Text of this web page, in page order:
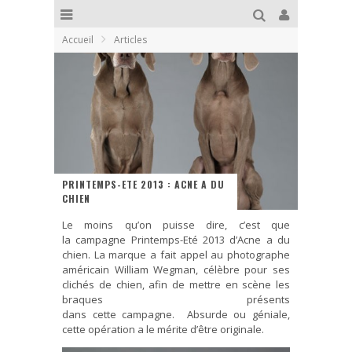
Accueil Articles
PRINTEMPS-ETE 2013 : ACNE A DU
CHIEN
Le moins qu’on puisse dire, c’est que
la campagne Printemps-Eté 2013 d’Acne a du
chien. La marque a fait appel au photographe
américain William Wegman, célèbre pour ses
clichés de chien, afin de mettre en scène les
braques présents
dans cette campagne. Absurde ou géniale,
cette opération a le mérite d’être originale.